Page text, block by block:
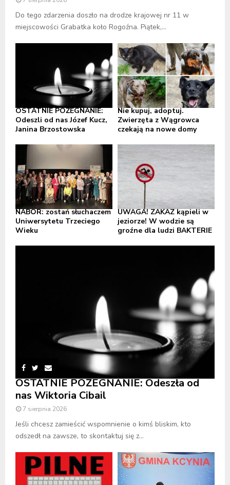
Do tego zdarzenia doszło na drodze krajowej nr 11 w
miejscowości Grabatka koło Rogoźna. Piątek,...
OSTATNIE POŻEGNANIE:
Odeszli od nas Józef Kucz,
Janina Brzostowska
Nie kupuj, adoptuj.
Zwierzęta z Wągrowca
czekają na nowe domy
NABÓR: zostań słuchaczem
Uniwersytetu Trzeciego
Wieku
UWAGA! ZAKAZ kąpieli w
jeziorze! W wodzie są
groźne dla ludzi BAKTERIE
OSTATNIE POŻEGNANIE: Odeszła od
nas Wiktoria Cibail
7 sierpnia 2026
Jeśli chcesz zamieścić wspomnienie o kimś bliskim, kto
odszedł na zawsze, to skontaktuj się z...